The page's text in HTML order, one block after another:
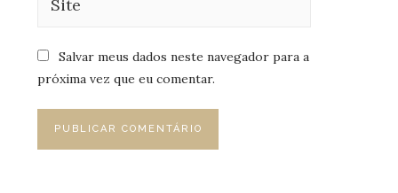
Salvar meus dados neste navegador para a
próxima vez que eu comentar.